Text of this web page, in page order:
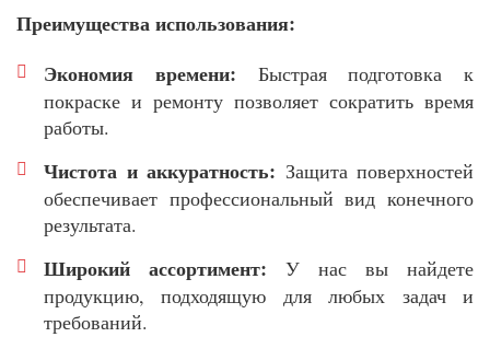
Преимущества использования:
Экономия времени: Быстрая подготовка к
покраске и ремонту позволяет сократить время
работы.
Чистота и аккуратность: Защита поверхностей
обеспечивает профессиональный вид конечного
результата.
Широкий ассортимент: У нас вы найдете
продукцию, подходящую для любых задач и
требований.